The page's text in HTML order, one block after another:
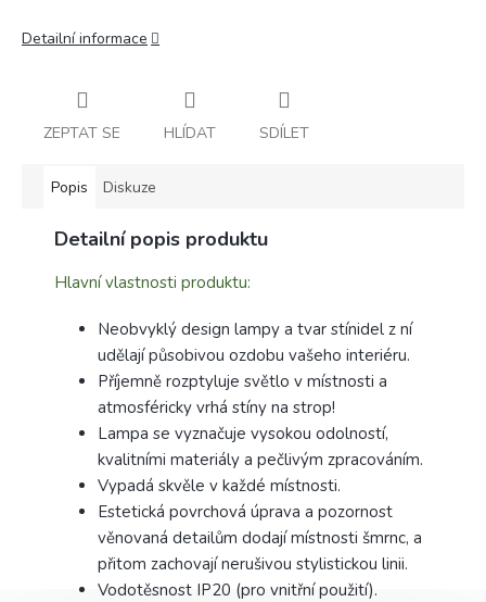
Detailní informace
ZEPTAT SE HLÍDAT SDÍLET
Popis Diskuze
Detailní popis produktu
Hlavní vlastnosti produktu:
Neobvyklý design lampy a tvar stínidel z ní
udělají působivou ozdobu vašeho interiéru.
Příjemně rozptyluje světlo v místnosti a
atmosféricky vrhá stíny na strop!
Lampa se vyznačuje vysokou odolností,
kvalitními materiály a pečlivým zpracováním.
Vypadá skvěle v každé místnosti.
Estetická povrchová úprava a pozornost
věnovaná detailům dodají místnosti šmrnc, a
přitom zachovají nerušivou stylistickou linii.
Vodotěsnost IP20 (pro vnitřní použití).